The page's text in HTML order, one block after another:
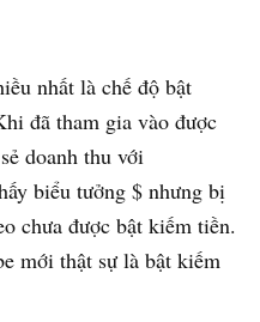
nhất là chế độ bật
đã tham gia vào được
doanh thu với
biểu tưởng $ nhưng bị
chưa được bật kiếm tiền.
mới thật sự là bật kiếm